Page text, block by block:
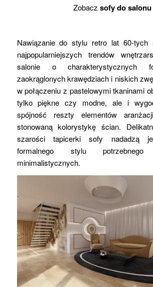
Zobacz sofy do salonu
Nawiązanie do stylu retro lat 60-tych
najpopularniejszych trendów
salonie o charakterystycznych
zaokrąglonych krawędziach i niskich
w połączeniu z pastelowymi tkaninami
tylko piękne czy modne, ale i
spójność reszty elementów
stonowaną kolorystykę ścian.
szarości tapicerki sofy nadadzą
formalnego stylu
minimalistycznych.